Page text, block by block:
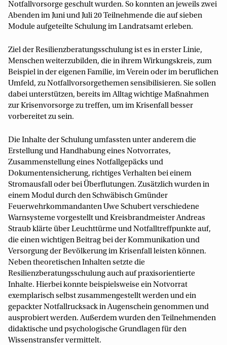
Notfallvorsorge geschult wurden. So konnten an jeweils zwei
Abenden im Juni und Juli 20 Teilnehmende die auf sieben
Module aufgeteilte Schulung im Landratsamt erleben.
Ziel der Resilienzberatungsschulung ist es in erster Linie,
Menschen weiterzubilden, die in ihrem Wirkungskreis, zum
Beispiel in der eigenen Familie, im Verein oder im beruflichen
Umfeld, zu Notfallvorsorgethemen sensibilisieren. Sie sollen
dabei unterstützen, bereits im Alltag wichtige Maßnahmen
zur Krisenvorsorge zu treffen, um im Krisenfall besser
vorbereitet zu sein.
Die Inhalte der Schulung umfassten unter anderem die
Erstellung und Handhabung eines Notvorrates,
Zusammenstellung eines Notfallgepäcks und
Dokumentensicherung, richtiges Verhalten bei einem
Stromausfall oder bei Überflutungen. Zusätzlich wurden in
einem Modul durch den Schwäbisch Gmünder
Feuerwehrkommandanten Uwe Schubert verschiedene
Warnsysteme vorgestellt und Kreisbrandmeister Andreas
Straub klärte über Leuchttürme und Notfalltreffpunkte auf,
die einen wichtigen Beitrag bei der Kommunikation und
Versorgung der Bevölkerung im Krisenfall leisten können.
Neben theoretischen Inhalten setzte die
Resilienzberatungsschulung auch auf praxisorientierte
Inhalte. Hierbei konnte beispielsweise ein Notvorrat
exemplarisch selbst zusammengestellt werden und ein
gepackter Notfallrucksack in Augenschein genommen und
ausprobiert werden. Außerdem wurden den Teilnehmenden
didaktische und psychologische Grundlagen für den
Wissenstransfer vermittelt.